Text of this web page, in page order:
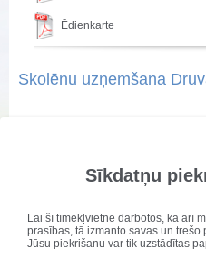
Sīkdatņu
Lai šī tīmekļvietne darbotos, kā arī
prasības, tā izmanto savas un
Jūsu piekrišanu var tik uzstādītas
Ēdienkarte
Skolēnu uzņemšana
notiek